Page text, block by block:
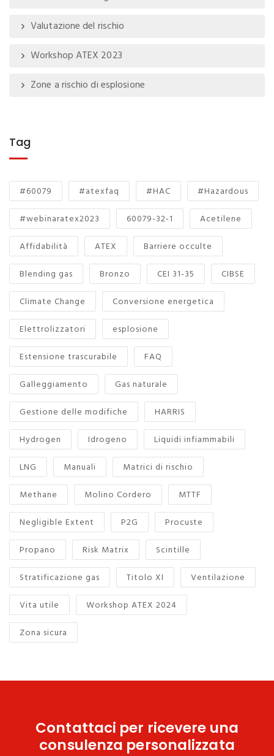
Valutazione del rischio
Workshop ATEX 2023
Zone a rischio di esplosione
Tag
#60079 #atexfaq #HAC
#Hazardous
#webinaratex2023
60079-32-1
Acetilene
Affidabilità
ATEX
Barriere occulte
Blending gas
Bronzo CEI 31-35
CIBSE
Climate Change
Conversione energetica
Elettrolizzatori
esplosione
Estensione trascurabile
FAQ
Galleggiamento
Gas naturale
Gestione delle modifiche
HARRIS
Hydrogen
Idrogeno
Liquidi infiammabili
LNG
Manuali
Matrici di rischio
Methane
Molino Cordero
MTTF
Negligible Extent
P2G
Procuste
Propano
Risk Matrix
Scintille
Stratificazione gas
Titolo XI
Ventilazione
Vita utile
Workshop ATEX 2024
Zona sicura
Contattaci per ricevere una
consulenza personalizzata